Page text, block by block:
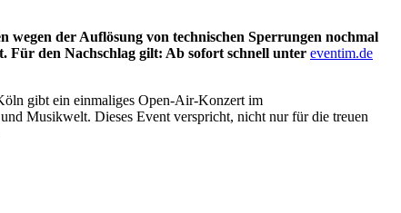
der Auflösung von technischen Sperrungen nochmal
Für den Nachschlag gilt: Ab sofort schnell unter eventim.de
gibt ein einmaliges Open-Air-Konzert im
Musikwelt. Dieses Event verspricht, nicht nur für die treuen